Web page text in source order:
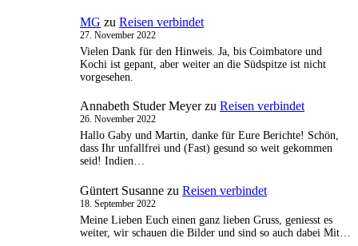
MG zu Reisen verbindet
27. November 2022
Vielen Dank für den Hinweis. Ja, bis Coimbatore und
Kochi ist gepant, aber weiter an die Südspitze ist nicht
vorgesehen.
Annabeth Studer Meyerzu Reisen verbindet
26. November 2022
Hallo Gaby und Martin, danke für Eure Berichte! Schön,
dass Ihr unfallfrei und (Fast) gesund so weit gekommen
seid! Indien…
Güntert Susanne zu Reisen verbindet
18. September 2022
Meine Lieben Euch einen ganz lieben Gruss, geniesst es
weiter, wir schauen die Bilder und sind so auch dabei Mit…